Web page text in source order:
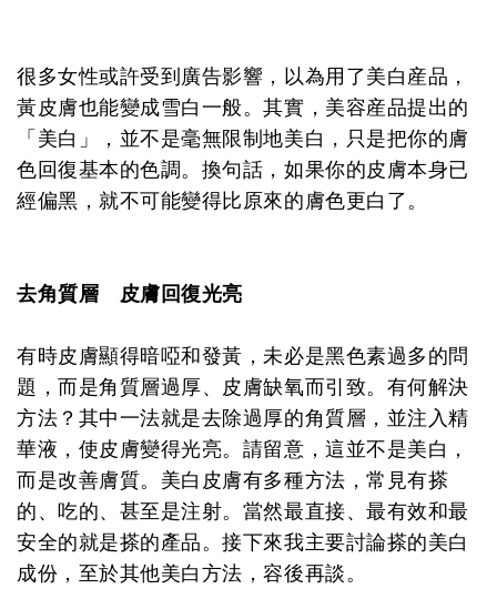
很多女性或許受到廣告影響，以為用了美白産品，
黃皮膚也能變成雪白一般。其實，美容産品提出的
「美白」，並不是毫無限制地美白，只是把你的膚
色回復基本的色調。換句話，如果你的皮膚本身已
經偏黑，就不可能變得比原來的膚色更白了。
去角質層 皮膚回復光亮
有時皮膚顯得暗啞和發黃，未必是黑色素過多的問
題，而是角質層過厚、皮膚缺氧而引致。有何解決
方法？其中一法就是去除過厚的角質層，並注入精
華液，使皮膚變得光亮。請留意，這並不是美白，
而是改善膚質。美白皮膚有多種方法，常見有搽
的、吃的、甚至是注射。當然最直接、最有效和最
安全的就是搽的產品。接下來我主要討論搽的美白
成份，至於其他美白方法，容後再談。